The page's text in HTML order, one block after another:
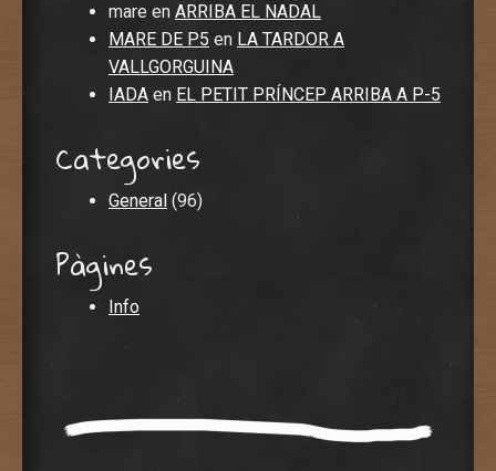
mare en ARRIBA EL NADAL
MARE DE P5 en LA TARDOR A
VALLGORGUINA
IADA en EL PETIT PRÍNCEP ARRIBA A P-5
Categories
General (96)
Pàgines
Info